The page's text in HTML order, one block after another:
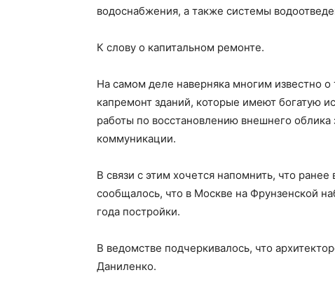
водоснабжения, а также системы
К слову о капитальном ремонте.
На самом деле наверняка многим известно
капремонт зданий, которые имеют богатую
работы по восстановлению внешнего
коммуникации.
В связи с этим хочется напомнить, что
сообщалось, что в Москве на Фрунзенской
года постройки.
В ведомстве подчеркивалось, что
Даниленко.